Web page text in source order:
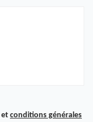
et conditions générales